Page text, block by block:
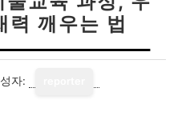
력 깨우는 법
자: